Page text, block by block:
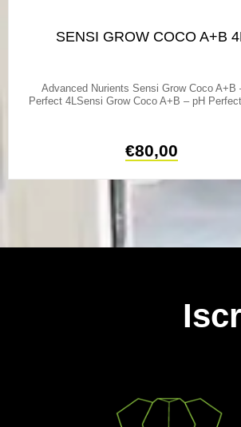
SENSI GROW COCO A+B
Advanced Nurients Sensi Grow Coco A+B
Perfect 4LSensi Grow Coco A+B – pH Perfect
€80,00